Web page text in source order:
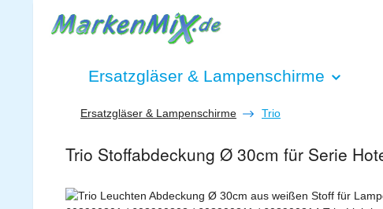
Hauptinhalt springen
Zur Suche springen
Zur Hauptnavigation springen
Ersatzgläser & Lampenschirme
Ersatzgläser & Lampenschirme Trio
Trio Stoffabdeckung Ø 30cm für Serie
Bildergalerie überspringen